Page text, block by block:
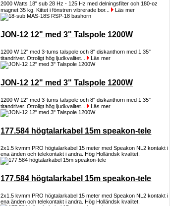
2000 Watts 18" sub 28 Hz - 125 Hz med delningsfilter och 180-oz
magnet 35 kg. Kittet i fönstren vibrerade bor...
Läs mer
JON-12 12" med 3" Talspole 1200W
1200 W 12" med 3-tums talspole och 8" diskanthorn med 1.35"
titandriver. Otroligt hög ljudkvalitet...
Läs mer
JON-12 12" med 3" Talspole 1200W
1200 W 12" med 3-tums talspole och 8" diskanthorn med 1.35"
titandriver. Otroligt hög ljudkvalitet...
Läs mer
177.584 högtalarkabel 15m speakon-tele
2x1.5 kvmm PRO högtalarkabel 15 meter med Speakon NL2 kontakt i
ena änden och telekontakt i andra. Hög Holländsk kvalitet.
177.584 högtalarkabel 15m speakon-tele
2x1.5 kvmm PRO högtalarkabel 15 meter med Speakon NL2 kontakt i
ena änden och telekontakt i andra. Hög Holländsk kvalitet.